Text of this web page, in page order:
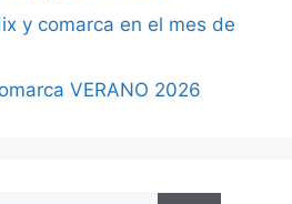
y comarca en el mes de
VERANO 2026